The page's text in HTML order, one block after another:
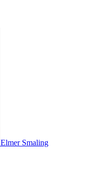
Elmer Smaling